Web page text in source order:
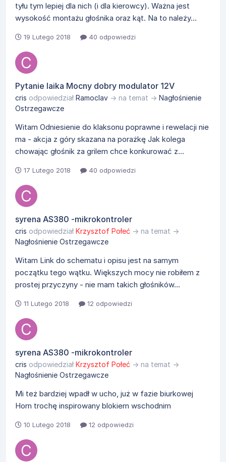
tyłu tym lepiej dla nich (i dla kierowcy). Ważna jest
wysokość montażu głośnika oraz kąt. Na to należy...
19 Lutego 2018 40 odpowiedzi
Pytanie laika Mocny dobry modulator 12V
cris odpowiedział Ramoclav → na temat → Nagłośnienie
Ostrzegawcze
Witam Odniesienie do klaksonu poprawne i rewelacji nie
ma - akcja z góry skazana na porażkę Jak kolega
chowając głośnik za grilem chce konkurować z...
17 Lutego 2018 40 odpowiedzi
syrena AS380 -mikrokontroler
cris odpowiedział Krzysztof Połeć → na temat →
Nagłośnienie Ostrzegawcze
Witam Link do schematu i opisu jest na samym
początku tego wątku. Większych mocy nie robiłem z
prostej przyczyny - nie mam takich głośników...
11 Lutego 2018 12 odpowiedzi
syrena AS380 -mikrokontroler
cris odpowiedział Krzysztof Połeć → na temat →
Nagłośnienie Ostrzegawcze
Mi też bardziej wpadł w ucho, już w fazie biurkowej
Horn trochę inspirowany blokiem wschodnim
10 Lutego 2018 12 odpowiedzi